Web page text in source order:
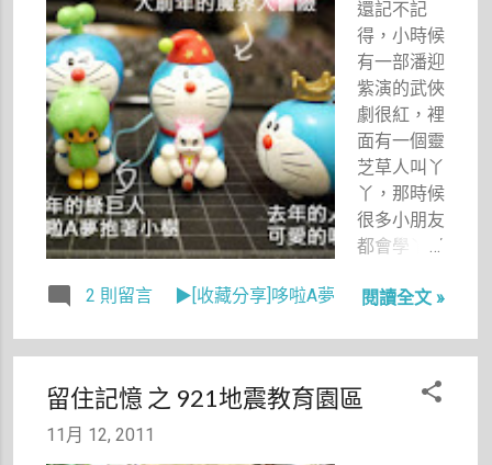
這就讓我想
到久仰中和
景安路上的
津味大名已
久，可惜離
我家遠了
點，又只賣
晚餐到宵
夜，所以這
麼多年來一
吃，就算路
也都剛好是
間，於是沒
還記不記
得，小時候
有一部潘迎
紫演的武俠
劇很紅，裡
面有一個靈
芝草人叫丫
丫，那時候
很多小朋友
都會學丫丫
出了另外一
紅，裡面有
大，頭上有
2 則留言 ▶[收藏分享]哆啦A夢 閱讀全文 »
留住記憶 之 921地震教育園區
11月 12, 2011